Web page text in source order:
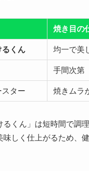
焼き目の
るくん 均一で美
手間次第
スター 焼きムラ
るくん」は短時間で調
しく仕上がるため、